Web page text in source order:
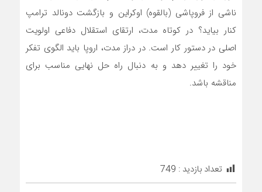
ناشی از فروپاشی (بالقوه) اوکراین و بازگشت دونالد ترامپ
کنار بیاید؟ در کوتاه مدت، ارتقای استقلال دفاعی اولویت
اصلی در دستور کار است. در دراز مدت، اروپا باید الگوی تفکر
خود را تغییر دهد و به دنبال راه حل نهایی مناسب برای
مناقشه باشد.
تعداد بازدید : 749